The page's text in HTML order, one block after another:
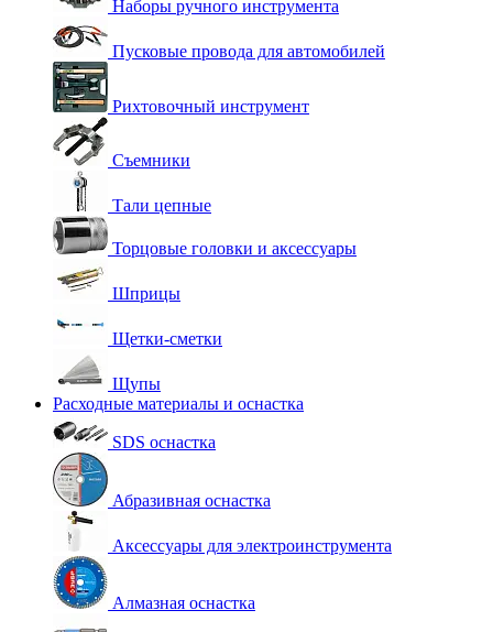
Наборы ручного инструмента
Пусковые провода для автомобилей
Рихтовочный инструмент
Съемники
Тали цепные
Торцовые головки и аксессуары
Шприцы
Щетки-сметки
Щупы
Расходные материалы и оснастка
SDS оснастка
Абразивная оснастка
Аксессуары для электроинструмента
Алмазная оснастка